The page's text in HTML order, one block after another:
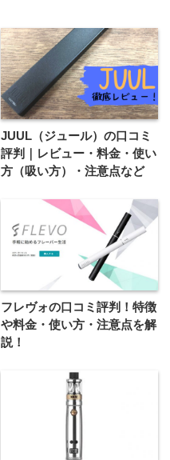
JUUL（ジュール）の口コミ
評判｜レビュー・料金・使い
方（吸い方）・注意点など
フレヴォの口コミ評判！特徴
や料金・使い方・注意点を解
説！